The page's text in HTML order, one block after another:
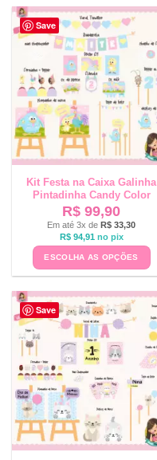
Save
Kit Festa na Caixa Galinha
Pintadinha Candy Color
R$ 99,90
Em até 3x de R$ 33,30
R$94,91 no pix
ESCOLHA AS OPÇÕES
Save